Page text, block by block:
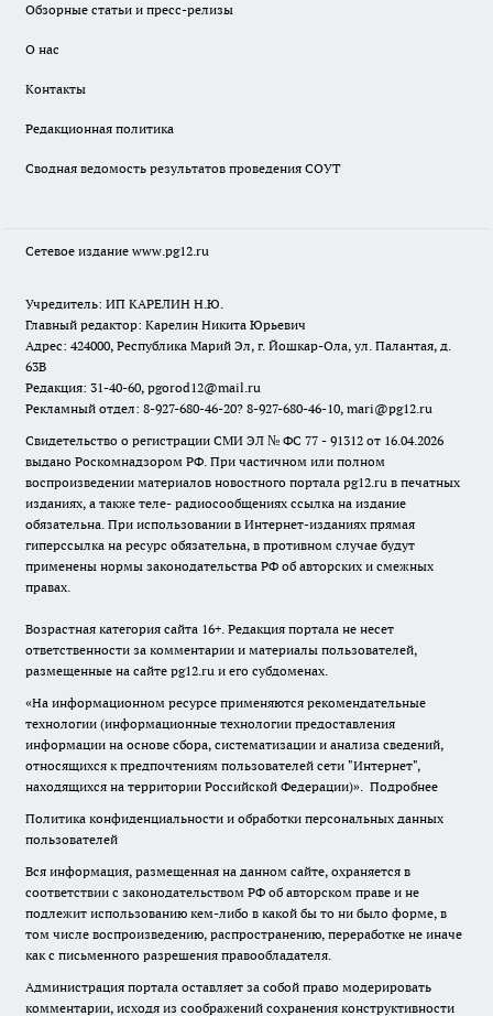
Обзорные статьи и пресс-релизы
О нас
Контакты
Редакционная политика
Сводная ведомость результатов проведения СОУТ
Сетевое издание www.pg12.ru
Учредитель: ИП КАРЕЛИН Н.Ю.
Главный редактор: Карелин Никита Юрьевич
Адрес: 424000, Республика Марий Эл, г. Йошкар-Ола, ул. Палантая, д.
63В
Редакция: 31-40-60, pgorod12@mail.ru
Рекламный отдел: 8-927-680-46-20? 8-927-680-46-10, mari@pg12.ru
Свидетельство о регистрации СМИ ЭЛ № ФС 77 - 91312 от 16.04.2026
выдано Роскомнадзором РФ. При частичном или полном
воспроизведении материалов новостного портала pg12.ru в печатных
изданиях, а также теле- радиосообщениях ссылка на издание
обязательна. При использовании в Интернет-изданиях прямая
гиперссылка на ресурс обязательна, в противном случае будут
применены нормы законодательства РФ об авторских и смежных
правах.
Возрастная категория сайта 16+. Редакция портала не несет
ответственности за комментарии и материалы пользователей,
размещенные на сайте pg12.ru и его субдоменах.
«На информационном ресурсе применяются рекомендательные
технологии (информационные технологии предоставления
информации на основе сбора, систематизации и анализа сведений,
относящихся к предпочтениям пользователей сети "Интернет",
находящихся на территории Российской Федерации)». Подробнее
Политика конфиденциальности и обработки персональных данных
пользователей
Вся информация, размещенная на данном сайте, охраняется в
соответствии с законодательством РФ об авторском праве и не
подлежит использованию кем-либо в какой бы то ни было форме, в
том числе воспроизведению, распространению, переработке не иначе
как с письменного разрешения правообладателя.
Администрация портала оставляет за собой право модерировать
комментарии, исходя из соображений сохранения конструктивности